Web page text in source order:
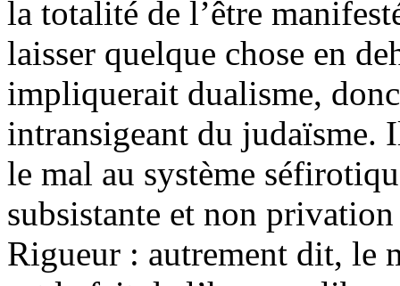
la totalité de l’être
laisser quelque chose en
impliquerait dualisme,
intransigeant du judaïsme.
le mal au système
subsistante et non
Rigueur : autrement dit, le